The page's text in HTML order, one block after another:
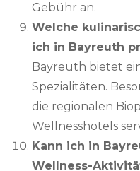
Gebühr an.
Welche
ich in Bayreuth
Bayreuth bietet
Spezialitäten.
die regionalen
Wellnesshotels
Kann ich in
Wellness-